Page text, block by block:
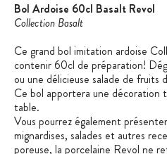
Bol Ardoise 60cl Basalt Revol
Collection Basalt
Ce grand bol imitation ardoise
contenir 60cl de préparation!
ou une délicieuse salade de fruits
Ce bol apportera une décoration
table.
Vous pourrez également
mignardises, salades et autres
poreuse, la porcelaine Revol ne